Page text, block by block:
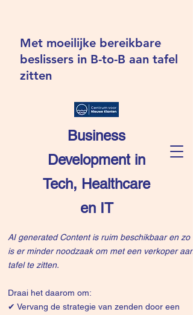
Business
Development in
Tech, Healthcare
en IT
Met moeilijke bereikbare
beslissers in B-to-B aan tafel
zitten
AI generated Content is ruim beschikbaar en zo
is er minder noodzaak om met een verkoper aan
tafel te zitten.
Draai het daarom om:
✔ Vervang de strategie van zenden door een